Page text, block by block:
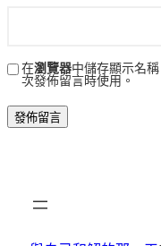
在瀏覽器中儲存顯示名
次發佈留言時使用。